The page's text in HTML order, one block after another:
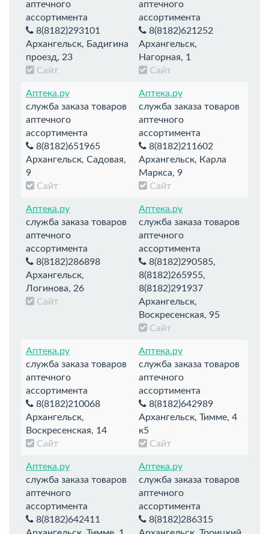
аптечного
ассортимента
8(8182)293101
Архангельск, Бадигина
проезд, 23
Сайт
аптечного
ассортимента
8(8182)621252
Архангельск,
Нагорная, 1
Сайт
Аптека.ру
служба заказа товаров
аптечного
ассортимента
8(8182)651965
Архангельск, Садовая,
9
Сайт
Аптека.ру
служба заказа товаров
аптечного
ассортимента
8(8182)211602
Архангельск, Карла
Маркса, 9
Сайт
Аптека.ру
служба заказа товаров
аптечного
ассортимента
8(8182)286898
Архангельск,
Логинова, 26
Сайт
Аптека.ру
служба заказа товаров
аптечного
ассортимента
8(8182)290585,
8(8182)265955,
8(8182)291937
Архангельск,
Воскресенская, 95
Сайт
Аптека.ру
служба заказа товаров
аптечного
ассортимента
8(8182)210068
Архангельск,
Воскресенская, 14
Сайт
Аптека.ру
служба заказа товаров
аптечного
ассортимента
8(8182)642989
Архангельск, Тимме, 4
к5
Сайт
Аптека.ру
служба заказа товаров
аптечного
ассортимента
8(8182)642411
Аптека.ру
служба заказа товаров
аптечного
ассортимента
8(8182)286315